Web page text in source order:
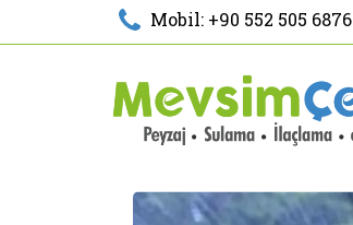
Mobil: +90 552 505 6876